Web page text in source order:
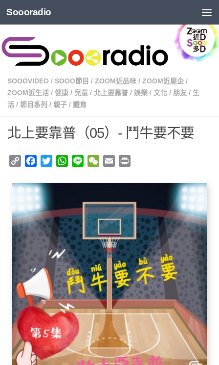
Soooradio
SOOOVIDEO / SOOO節目 / ZOOM近品味 / ZOOM近屋企 /
ZOOM近生活 / 健康 / 兒童 / 北上要靠普 / 娛樂 / 文化 / 朋友 / 生
活 / 節目系列 / 親子 / 體育
北上要靠普（05）- 鬥牛要不要
Copy
Facebook
TwitterWhatsApp
Line WeChat
Email